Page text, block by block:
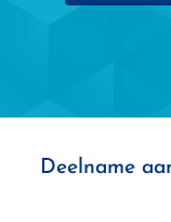
Deelname